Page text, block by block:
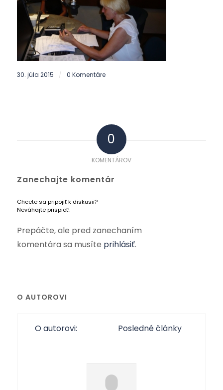
30. júla 2015 / 0 Komentáre
0
KOMENTÁROV
Zanechajte komentár
Chcete sa pripojiť k diskusii?
Neváhajte prispieť!
Prepáčte, ale pred zanechaním
komentára sa musíte prihlásiť.
O AUTOROVI
O autorovi: Posledné články